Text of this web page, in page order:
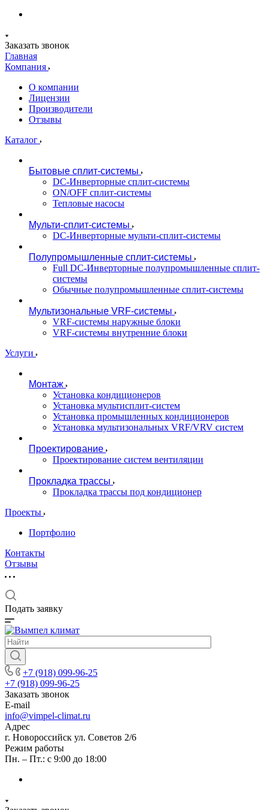
Заказать звонок
Главная
Компания
О компании
Лицензии
Производители
Отзывы
Каталог
Бытовые сплит-системы
DC-Инверторные сплит-системы
ON/OFF сплит-системы
Тепловые насосы
Мульти-сплит-системы
DC-Инверторные мульти-сплит-системы
Полупромышленные сплит-системы
Full DC-Инверторные полупромышленные сплит-
системы
Обычные полупромышленные сплит-системы
Мультизональные VRF-системы
VRF-системы наружные блоки
VRF-системы внутренние блоки
Услуги
Монтаж
Установка кондиционеров
Установка мультисплит-систем
Установка промышленных кондиционеров
Установка мультизональных VRF/VRV систем
Проектирование
Проектирование систем вентиляции
Прокладка трассы
Прокладка трассы под кондиционер
Проекты
Портфолио
Контакты
Отзывы
Подать заявку
+7 (918) 099-96-25
+7 (918) 099-96-25
Заказать звонок
E-mail
info@vimpel-climat.ru
Адрес
г. Новороссийск ул. Советов 2/6
Режим работы
Пн. – Пт.: с 9:00 до 18:00